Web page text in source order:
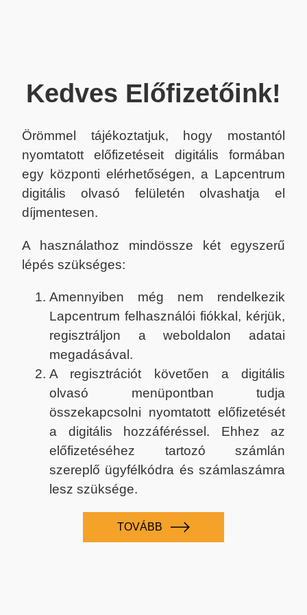
Kedves Előfizetőink!
Örömmel tájékoztatjuk, hogy mostantól
nyomtatott előfizetéseit digitális formában
egy központi elérhetőségen, a Lapcentrum
digitális olvasó felületén olvashatja el
díjmentesen.
A használathoz mindössze két egyszerű
lépés szükséges:
Amennyiben még nem rendelkezik
Lapcentrum felhasználói fiókkal, kérjük,
regisztráljon a weboldalon adatai
megadásával.
A regisztrációt követően a digitális
olvasó menüpontban tudja
összekapcsolni nyomtatott előfizetését
a digitális hozzáféréssel. Ehhez az
előfizetéséhez tartozó számlán
szereplő ügyfélkódra és számlaszámra
lesz szüksége.
TOVÁBB